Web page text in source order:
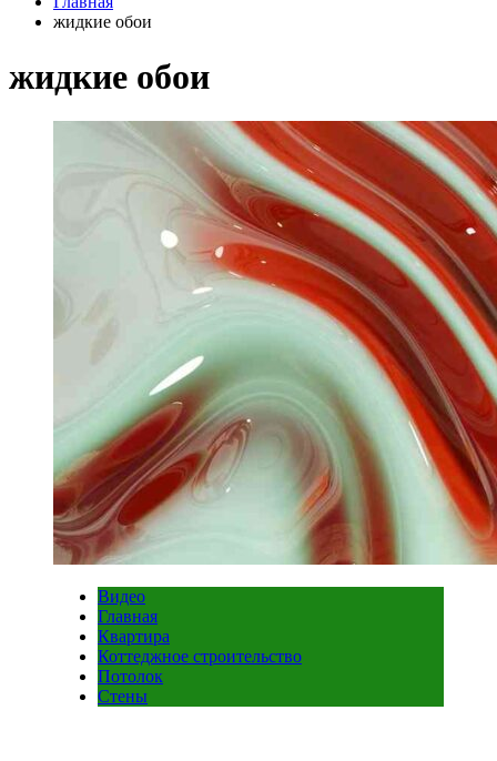
жидкие обои
жидкие обои
Видео
Главная
Квартира
Коттеджное строительство
Потолок
Стены